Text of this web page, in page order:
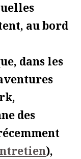
au bord
dans les
des
),